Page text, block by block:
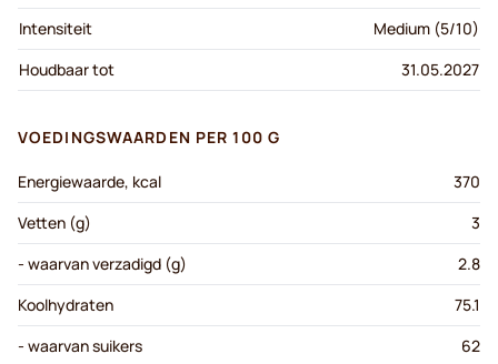
Intensiteit
Medium (5/10)
Houdbaar tot
31.05.2027
VOEDINGSWAARDEN PER 100 G
Energiewaarde, kcal
370
Vetten (g)
3
- waarvan verzadigd (g)
2.8
Koolhydraten
75.1
- waarvan suikers
62